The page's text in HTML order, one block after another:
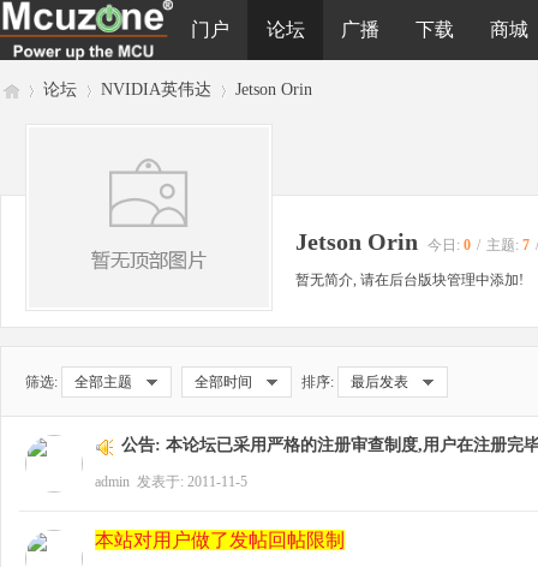
门户 论坛 广播 下载 商城
M »
论坛 NVIDIA英伟达 Jetson Orin
Jetson Orin 今日: 0 / 主题: 7 /
暂无简介, 请在后台版块管理中添加!
筛选: 全部主题 全部时间 排序: 最后发表
公告: 本论坛已采用严格的注册审查制度,用户在注册完
admin 发表于: 2011-11-5
本站对用户做了发帖回帖限制